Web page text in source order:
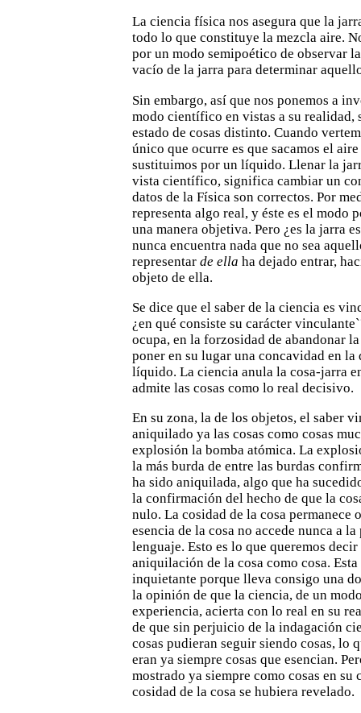
La ciencia física nos asegura que la
todo lo que constituye la mezcla aire.
por un modo semipoético de observar
vacío de la jarra para determinar
Sin embargo, así que nos ponemos a
modo científico en vistas a su realidad,
estado de cosas distinto. Cuando
único que ocurre es que sacamos el
sustituimos por un líquido. Llenar la
vista científico, significa cambiar un
datos de la Física son correctos. Por
representa algo real, y éste es el modo
una manera objetiva. Pero ¿es la jarra
nunca encuentra nada que no sea
representar de ella ha dejado entrar,
objeto de ella.
Se dice que el saber de la ciencia es
¿en qué consiste su carácter
ocupa, en la forzosidad de abandonar
poner en su lugar una concavidad en la
líquido. La ciencia anula la cosa-jarra
admite las cosas como lo real decisivo.
En su zona, la de los objetos, el saber
aniquilado ya las cosas como cosas
explosión la bomba atómica. La
la más burda de entre las burdas
ha sido aniquilada, algo que ha
la confirmación del hecho de que la
nulo. La cosidad de la cosa permanece
esencia de la cosa no accede nunca a
lenguaje. Esto es lo que queremos
aniquilación de la cosa como cosa.
inquietante porque lleva consigo una
la opinión de que la ciencia, de un
experiencia, acierta con lo real en su
de que sin perjuicio de la indagación
cosas pudieran seguir siendo cosas, lo
eran ya siempre cosas que esencian.
mostrado ya siempre como cosas en su
cosidad de la cosa se hubiera revelado.